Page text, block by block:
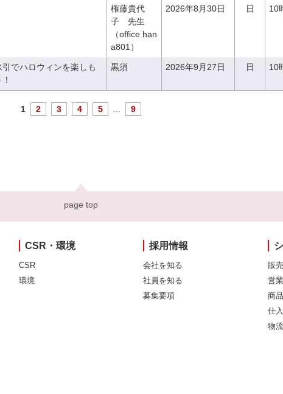
権藤貴代
子 先生
（office han
a801）
2026年8月30日 日 10
引でハロウィンを楽しも
黒須 2026年9月27日 日 10
1 2 3 4 5 9
page top
CSR・環境
CSR
環境
採用情報
会社を知る
社員を知る
募集要項
販
営
商
仕
物